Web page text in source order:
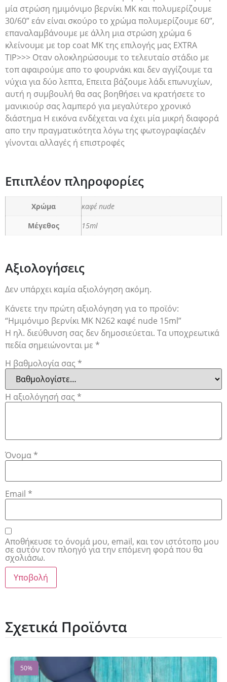
μία στρώση ημιμόνιμο βερνίκι ΜΚ και πολυμερίζουμε
30/60” εάν είναι σκούρο το χρώμα πολυμερίζουμε 60”,
επαναλαμβάνουμε με άλλη μια στρώση χρώμα 6
κλείνουμε με top coat ΜΚ της επιλογής μας EXTRA
TIP>>> Οταν ολοκληρώσουμε το τελευταίο στάδιο με
τοπ αφαιρούμε απο το φουρνάκι και δεν αγγίζουμε τα
νύχια για δύο λεπτα, Επειτα βάζουμε λάδι επωνυχίων,
αυτή η συμβουλή θα σας βοηθήσει να κρατήσετε το
μανικιούρ σας λαμπερό για μεγαλύτερο χρονικό
διάστημα Η εικόνα ενδέχεται να έχει μία μικρή διαφορά
απο την πραγματικότητα λόγω της φωτογραφίαςΔέν
γίνονται αλλαγές ή επιστροφές
Επιπλέον πληροφορίες
Χρώμα
καφέ nude
Μέγεθος
15ml
Αξιολογήσεις
Δεν υπάρχει καμία αξιολόγηση ακόμη.
Κάνετε την πρώτη αξιολόγηση για το προϊόν:
“Ημιμόνιμο βερνίκι ΜΚ Ν262 καφέ nude 15ml”
Η ηλ. διεύθυνση σας δεν δημοσιεύεται. Τα υποχρεωτικά
πεδία σημειώνονται με *
Η βαθμολογία σας *
Η αξιολόγησή σας *
Όνομα *
Email *
Αποθήκευσε το όνομά μου, email, και τον ιστότοπο μου
σε αυτόν τον πλοηγό για την επόμενη φορά που θα
σχολιάσω.
Σχετικά Προϊόντα
50%